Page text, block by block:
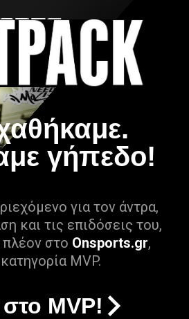
γήπεδο!
για τον άντρα,
και τις επιδόσεις του,
πλέον στο Onsports.gr,
MVP.
MVP!